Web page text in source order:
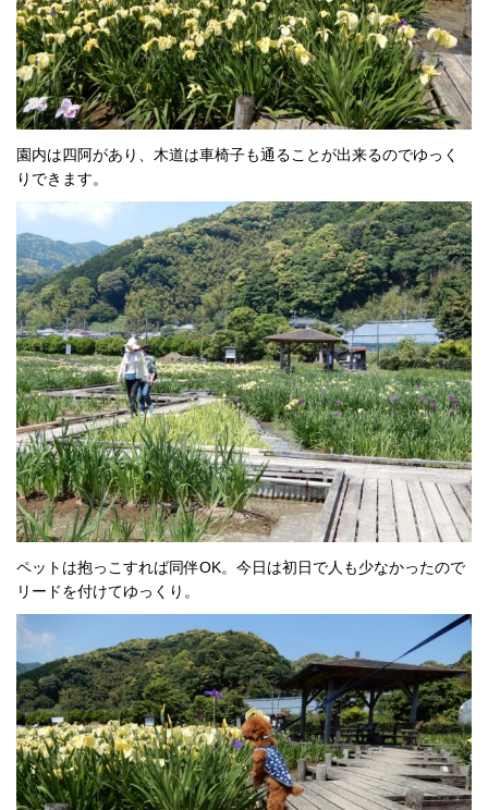
園内は四阿があり、木道は車椅子も通ることが出来るのでゆっく
りできます。
ペットは抱っこすれば同伴OK。今日は初日で人も少なかったので
リードを付けてゆっくり。